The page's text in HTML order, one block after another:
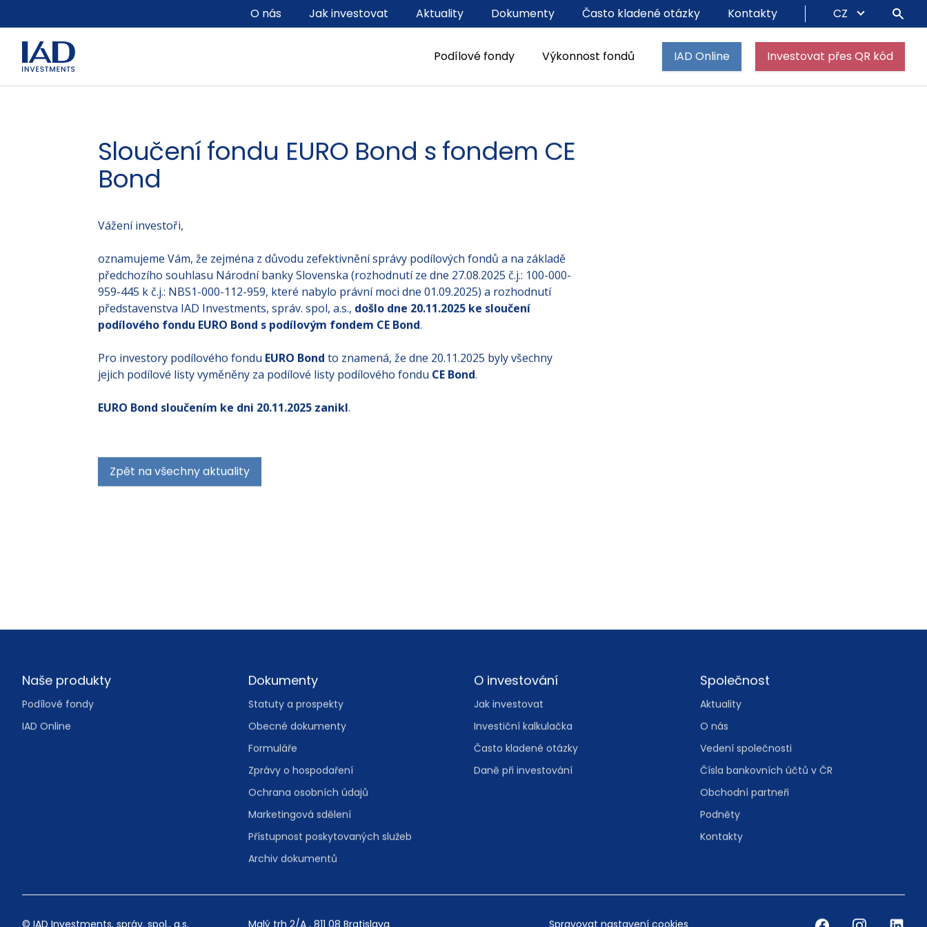
Podílové fondy Výkonnost fondů IAD Online Investovat přes QR kód
O nás Jak investovat Aktuality Dokumenty Často kladené otázky Kontakty CZ
Sloučení fondu EURO Bond s fondem CE
Bond
Vážení investoři,
oznamujeme Vám, že zejména z důvodu zefektivnění správy podílových fondů a na základě
předchozího souhlasu Národní banky Slovenska (rozhodnutí ze dne 27.08.2025 č.j.: 100-000-
959-445 k č.j.: NBS1-000-112-959, které nabylo právní moci dne 01.09.2025) a rozhodnutí
představenstva IAD Investments, správ. spol, a.s., došlo dne 20.11.2025 ke sloučení
podílového fondu EURO Bond s podílovým fondem CE Bond.
Pro investory podílového fondu EURO Bond to znamená, že dne 20.11.2025 byly všechny
jejich podílové listy vyměněny za podílové listy podílového fondu CE Bond.
EURO Bond sloučením ke dni 20.11.2025 zanikl.
Zpět na všechny aktuality
Footer
Naše produkty
Podílové fondy
IAD Online
Dokumenty
Statuty a prospekty
Obecné dokumenty
Formuláře
Zprávy o hospodaření
Ochrana osobních údajů
Marketingová sdělení
Přístupnost poskytovaných služeb
Archiv dokumentů
O investování
Jak investovat
Investiční kalkulačka
Často kladené otázky
Daně při investování
Společnost
Aktuality
O nás
Vedení společnosti
Čísla bankovních účtů v ČR
Obchodní partneři
Podněty
Kontakty
© IAD Investments, správ. spol., a.s. Malý trh 2/A , 811 08 Bratislava Spravovat nastavení cookies